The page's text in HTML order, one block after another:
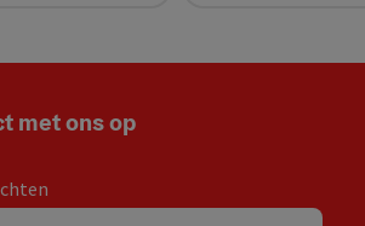
met ons op